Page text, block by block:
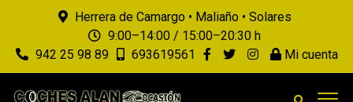
Herrera de Camargo • Maliaño • Solares
9:00–14:00 / 15:00–20:30 h
942 25 98 89
693619561 Mi cuenta